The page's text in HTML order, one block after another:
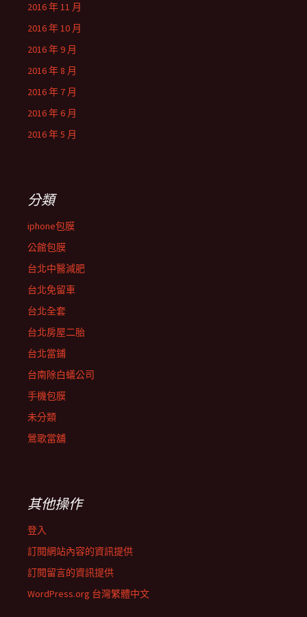
2016 年 11 月
2016 年 10 月
2016 年 9 月
2016 年 8 月
2016 年 7 月
2016 年 6 月
2016 年 5 月
分類
iphone包膜
公館包膜
台北中醫減肥
台北免留車
台北全套
台北房屋二胎
台北當鋪
台南除白蟻公司
手機包膜
未分類
鶯歌當舖
其他操作
登入
訂閱網站內容的資訊提供
訂閱留言的資訊提供
WordPress.org 台灣繁體中文